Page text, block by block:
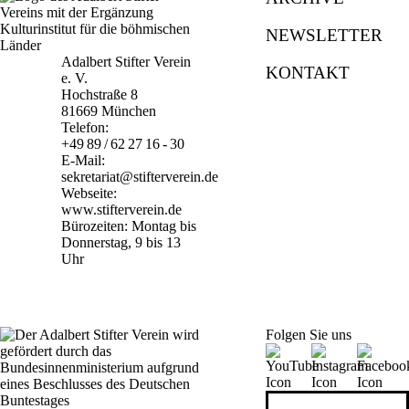
Adalbert Stifter Verein
e. V.
Hochstraße 8
81669 München
Telefon:
+49 89 / 62 27 16 - 30
E-Mail:
sekretariat@stifterverein.de
Webseite:
www.stifterverein.de
Bürozeiten: Montag bis
Donnerstag, 9 bis 13
Uhr
NEWSLETTER
KONTAKT
Folgen Sie uns